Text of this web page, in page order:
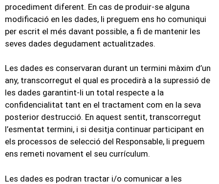
procediment diferent. En cas de produir-se alguna
modificació en les dades, li preguem ens ho comuniqui
per escrit el més davant possible, a fi de mantenir les
seves dades degudament actualitzades.
Les dades es conservaran durant un termini màxim d’un
any, transcorregut el qual es procedirà a la supressió de
les dades garantint-li un total respecte a la
confidencialitat tant en el tractament com en la seva
posterior destrucció. En aquest sentit, transcorregut
l’esmentat termini, i si desitja continuar participant en
els processos de selecció del Responsable, li preguem
ens remeti novament el seu currículum.
Les dades es podran tractar i/o comunicar a les